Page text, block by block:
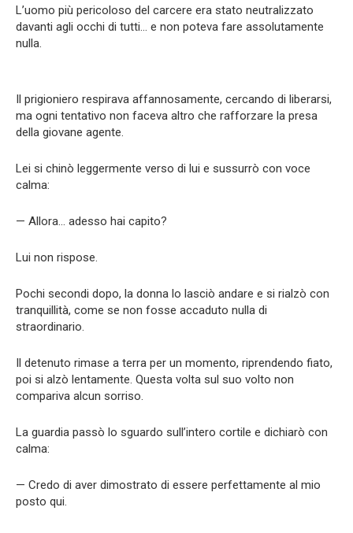
L’uomo più pericoloso del carcere era stato neutralizzato
davanti agli occhi di tutti… e non poteva fare assolutamente
nulla.
Il prigioniero respirava affannosamente, cercando di liberarsi,
ma ogni tentativo non faceva altro che rafforzare la presa
della giovane agente.
Lei si chinò leggermente verso di lui e sussurrò con voce
calma:
— Allora… adesso hai capito?
Lui non rispose.
Pochi secondi dopo, la donna lo lasciò andare e si rialzò con
tranquillità, come se non fosse accaduto nulla di
straordinario.
Il detenuto rimase a terra per un momento, riprendendo fiato,
poi si alzò lentamente. Questa volta sul suo volto non
compariva alcun sorriso.
La guardia passò lo sguardo sull’intero cortile e dichiarò con
calma:
— Credo di aver dimostrato di essere perfettamente al mio
posto qui.